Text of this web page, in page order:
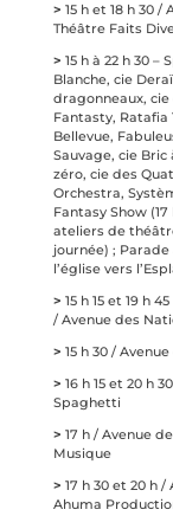
> 15 h et 18 h 30
Théâtre Faits
> 15 h à 22 h 30
Blanche, cie
dragonneaux, cie
Fantasty, Ratafia
Bellevue,
Sauvage, cie Bric
zéro, cie des
Orchestra,
Fantasy Show
ateliers de
journée) ;
l’église vers
> 15 h 15 et 19 h
/ Avenue des
> 15 h 30 /
> 16 h 15 et 20 h
Spaghetti
> 17 h / Avenue
Musique
> 17 h 30 et 20 h /
Ahuma